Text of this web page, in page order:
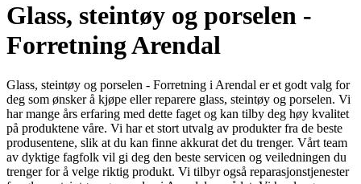
Glass, steintøy og porselen -
Forretning Arendal
Glass, steintøy og porselen - Forretning i Arendal er et godt valg for
deg som ønsker å kjøpe eller reparere glass, steintøy og porselen. Vi
har mange års erfaring med dette faget og kan tilby deg høy kvalitet
på produktene våre. Vi har et stort utvalg av produkter fra de beste
produsentene, slik at du kan finne akkurat det du trenger. Vårt team
av dyktige fagfolk vil gi deg den beste servicen og veiledningen du
trenger for å velge riktig produkt. Vi tilbyr også reparasjonstjenester